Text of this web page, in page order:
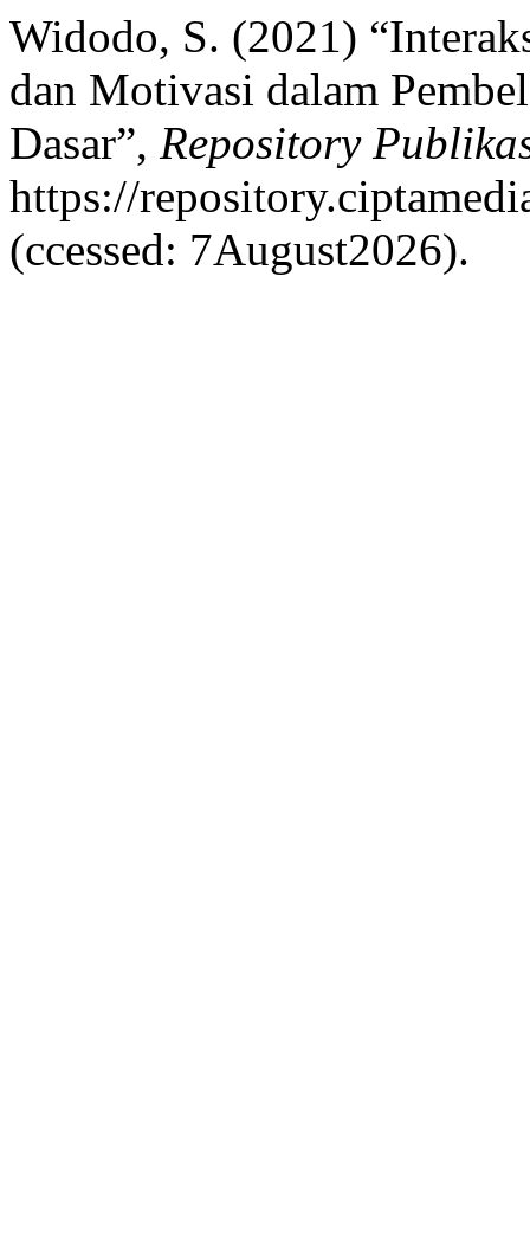
Widodo, S. (2021)
dan Motivasi dalam
Dasar”, Repository
https://
(ccessed: 7August2026).